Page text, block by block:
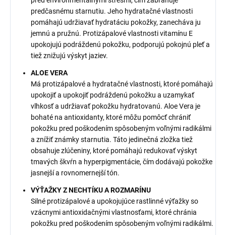
predčasnému starnutiu. Jeho hydratačné vlastnosti
pomáhajú udržiavať hydratáciu pokožky, zanecháva ju
jemnú a pružnú. Protizápalové vlastnosti vitamínu E
upokojujú podráždenú pokožku, podporujú pokojnú pleť a
tiež znižujú výskyt jaziev.
ALOE VERA
Má protizápalové a hydratačné vlastnosti, ktoré pomáhajú
upokojiť a upokojiť podráždenú pokožku a uzamykať
vlhkosť a udržiavať pokožku hydratovanú. Aloe Vera je
bohaté na antioxidanty, ktoré môžu pomôcť chrániť
pokožku pred poškodením spôsobeným voľnými radikálmi
a znížiť známky starnutia. Táto jedinečná zložka tiež
obsahuje zlúčeniny, ktoré pomáhajú redukovať výskyt
tmavých škvŕn a hyperpigmentácie, čím dodávajú pokožke
jasnejší a rovnomernejší tón.
VÝŤAŽKY Z NECHTÍKU A ROZMARÍNU
Silné protizápalové a upokojujúce rastlinné výťažky so
vzácnymi antioxidačnými vlastnosťami, ktoré chránia
pokožku pred poškodením spôsobeným voľnými radikálmi.